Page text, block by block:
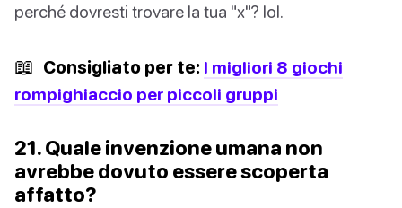
perché dovresti trovare la tua "x"? lol.
📖 Consigliato per te: I migliori 8 giochi
rompighiaccio per piccoli gruppi
21. Quale invenzione umana non
avrebbe dovuto essere scoperta
affatto?